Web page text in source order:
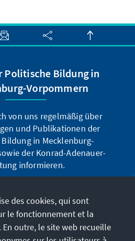
Politische Bildung in
Vorpommern
von uns regelmäßig über
und Publikationen der
in Mecklenburg-
der Konrad-Adenauer-
informieren.
des cookies, qui sont
le fonctionnement et la
outre, le site web recueille